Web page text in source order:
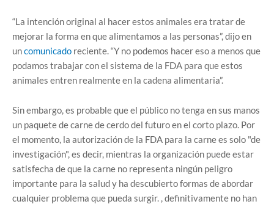
“La intención original al hacer estos animales era tratar de
mejorar la forma en que alimentamos a las personas”, dijo en
uncomunicado reciente. “Y no podemos hacer eso a menos que
podamos trabajar con el sistema de la FDA para que estos
animales entren realmente en la cadena alimentaria”.
Sin embargo, es probable que el público no tenga en sus manos
un paquete de carne de cerdo del futuro en el corto plazo. Por
el momento, la autorización de la FDA para la carne es solo "de
investigación", es decir, mientras la organización puede estar
satisfecha de que la carne no representa ningún peligro
importante para la salud y ha descubierto formas de abordar
cualquier problema que pueda surgir. , definitivamente no han